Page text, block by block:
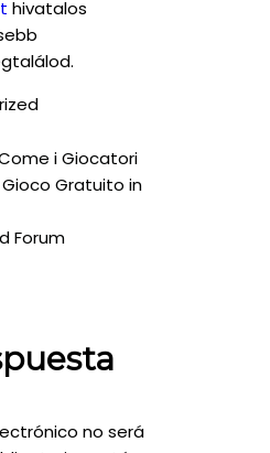
hivatalos
i Giocatori
Gratuito in
Forum
no será